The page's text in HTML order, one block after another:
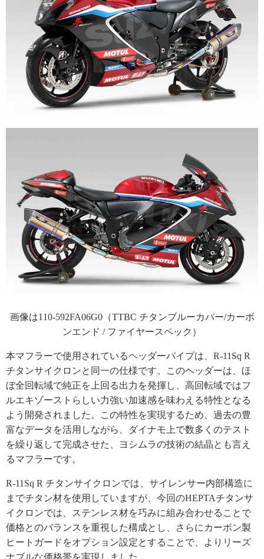
画像は110-592FA06G0（TTBC チタンブルーカバー/カーボ
ンエンド / ファイヤースペック）
本マフラーで使用されているヘッダーパイプは、R-11Sq R
チタンサイクロンと同一の仕様です。このヘッダーは、ほ
ぼ全回転域で純正を上回る出力を発揮し、高回転域ではフ
ルエキゾーストらしい力強い加速感を味わえる特性となる
よう開発されました。この特性を実現するため、過去の豊
富なデータを活用しながら、ダイナモ上で数多くのテスト
を繰り返して完成させた、ヨシムラの技術の結晶とも言え
るマフラーです。
R-11Sq R チタンサイクロンでは、サイレンサー内部構造に
までチタン材を使用していますが、今回のHEPTAチタンサ
イクロンでは、ステンレス材を巧みに組み合わせることで
価格とのバランスを重視した構成とし、さらにカーボン製
ヒートガードをオプション設定とすることで、よりリーズ
ナブルな価格帯を実現しました。